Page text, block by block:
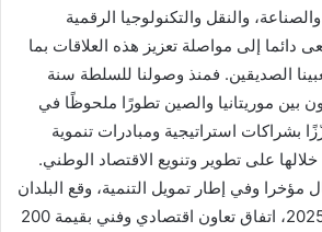
والنقل والتكنولوجيا الرقمية
دائما إلى مواصلة تعزيز هذه العلاقات بما
الصديقين. فمنذ وصولنا للسلطة سنة
بين موريتانيا والصين تطورًا ملحوظًا في
بشراكات استراتيجية ومبادرات تنموية
على تطوير وتنويع الاقتصاد الوطني.
مؤخرا وفي إطار تمويل التنمية، وقع البلدان
خلال شهر أبريل 2025، اتفاق تعاون اقتصادي وفني بقيمة 200